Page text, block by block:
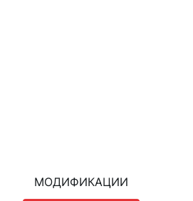
МОДИФИКАЦИИ